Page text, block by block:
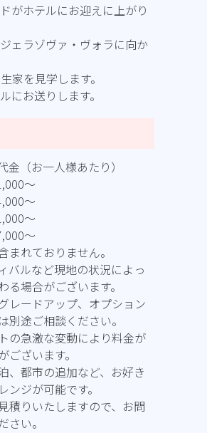
がホテルにお迎えに上がり
ェラゾヴァ・ヴォラに向か
家を見学します。
にお送りします。
金（お一人様あたり）
〜
〜
〜
〜
まれておりません。
バルなど現地の状況によっ
る場合がございます。
レードアップ、オプション
別途ご相談ください。
の急激な変動により料金が
ございます。
、都市の追加など、お好き
ンジが可能です。
積りいたしますので、お問
さい。